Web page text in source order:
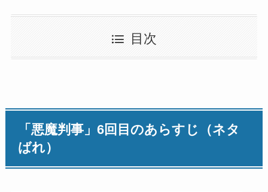
目次
「悪魔判事」6回目のあらすじ（ネタ
ばれ）